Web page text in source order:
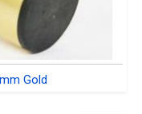
Gold